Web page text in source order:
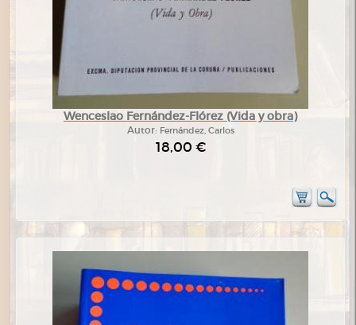
Wenceslao Fernández-Flórez (Vida y obra)
Autor: Fernández, Carlos
18,00 €